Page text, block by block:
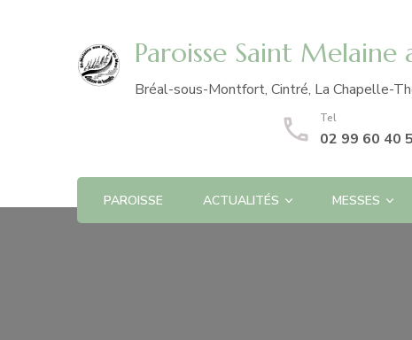
Paroisse Saint
Bréal-sous-Montfort, Cintré, La Chapelle-
Tel
02 99 60 40
PAROISSE ACTUALITÉS MESSES